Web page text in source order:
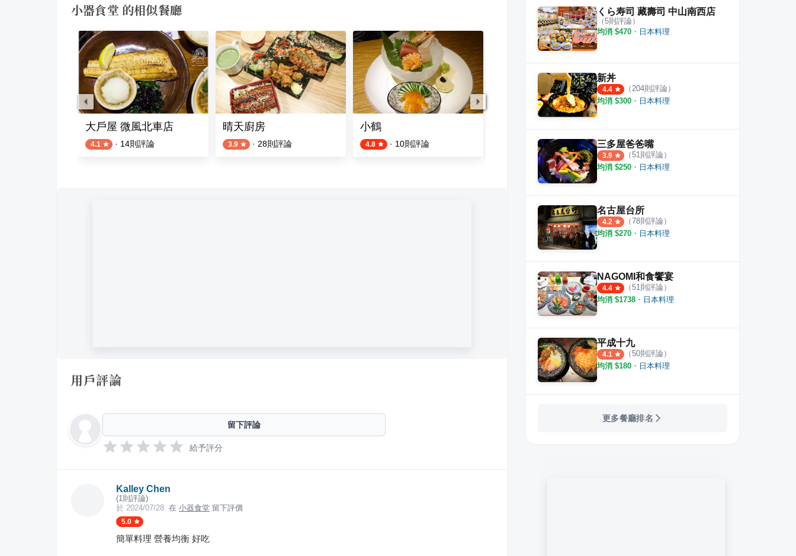
小器食堂 的相似餐廳
大戶屋 微風北車店
4.1 · 14則評論
晴天廚房
3.9 · 28則評論
小鶴
4.8 · 10則評論 25則評論 4.3
用戶評論
留下評論
給予評分
Kalley Chen
(1 則評論)
於 2024/07/28 在 小器食堂 留下評價
5.0
簡單料理 營養均衡 好吃
くら寿司 藏壽司 中山南西店
（5則評論）
均消 $470 ・ 日本料理
新丼
4.4 （204則評論）
均消 $300 ・ 日本料理
三多屋爸爸嘴
3.9 （51則評論）
均消 $250 ・ 日本料理
名古屋台所
4.2 （78則評論）
均消 $270 ・ 日本料理
NAGOMI和食饗宴
4.4 （51則評論）
均消 $1738 ・ 日本料理
平成十九
4.1 （50則評論）
均消 $180 ・ 日本料理
更多餐廳排名